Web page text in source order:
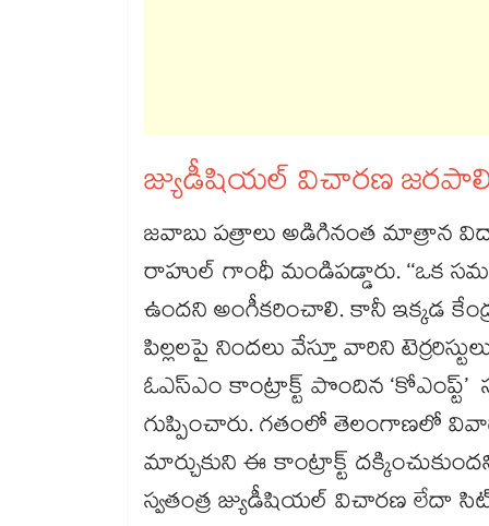
జ్యుడీషియల్‌‌ విచారణ
జవాబు పత్రాలు అడిగినంత మాత్రాన
రాహుల్‌‌ గాంధీ మండిపడ్డారు. ‘‘ఒక
ఉందని అంగీకరించాలి. కానీ ఇక్కడ
పిల్లలపై నిందలు వేస్తూ వారిని
ఓఎస్ఎం కాంట్రాక్ట్ పొందిన
గుప్పించారు. గతంలో తెలంగాణలో
మార్చుకుని ఈ కాంట్రాక్ట్
స్వతంత్ర జ్యుడీషియల్ విచారణ లేదా